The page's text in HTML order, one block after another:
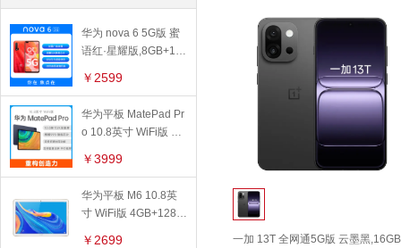
智能电视
智能安防
智能穿戴
智能手表
转接线
触控笔
小米平板
亚马逊平板
华为 nova 6 5G版 蜜
语红·星耀版,8GB+12
￥2599
华为平板 MatePad Pr
o 10.8英寸 WiFi版 夜
￥3999
华为平板 M6 10.8英
寸 WiFi版 4GB+128G
￥2699
一加 13T 全网通5G版 云墨黑